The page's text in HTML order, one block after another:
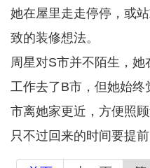
她在屋里走走停停，或
致的装修想法。
周星对S市并不陌生，
工作去了B市，但她始
市离她家更近，方便照顾
只不过回来的时间要提前